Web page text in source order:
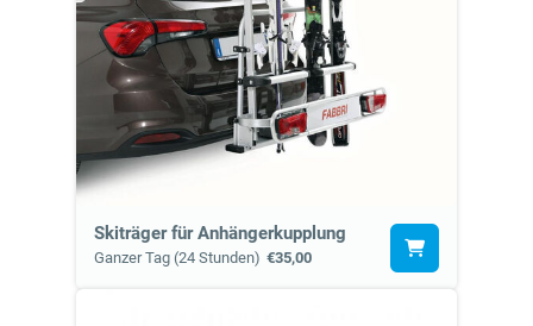
Skiträger für Anhängerkupplung
Ganzer Tag (24 Stunden) €35,00